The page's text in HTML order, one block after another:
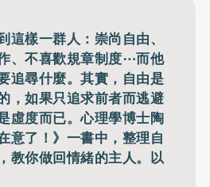
這樣一群人：崇尚自由、
、不喜歡規章制度⋯而他
追尋什麼。其實，自由是
，如果只追求前者而逃避
虛度而已。心理學博士陶
意了！》一書中，整理自
教你做回情緒的主人。以